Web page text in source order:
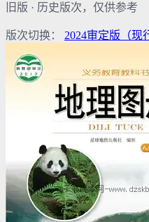
旧版 · 历史版次，仅供参考
版次切换： 2024审定版 （现